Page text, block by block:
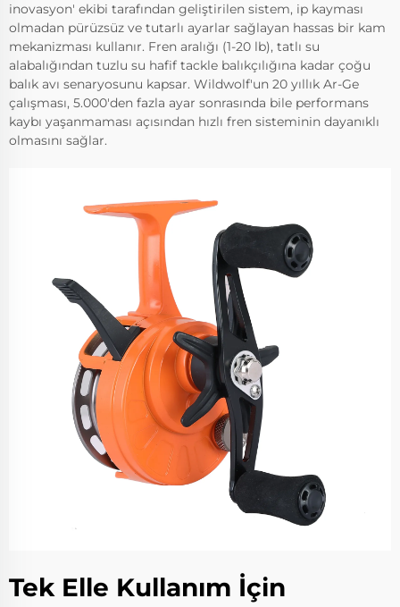
inovasyon' ekibi tarafından geliştirilen sistem, ip kayması
olmadan pürüzsüz ve tutarlı ayarlar sağlayan hassas bir kam
mekanizması kullanır. Fren aralığı (1-20 lb), tatlı su
alabalığından tuzlu su hafif tackle balıkçılığına kadar çoğu
balık avı senaryosunu kapsar. Wildwolf'un 20 yıllık Ar-Ge
çalışması, 5.000'den fazla ayar sonrasında bile performans
kaybı yaşanmaması açısından hızlı fren sisteminin dayanıklı
olmasını sağlar.
Tek Elle Kullanım İçin